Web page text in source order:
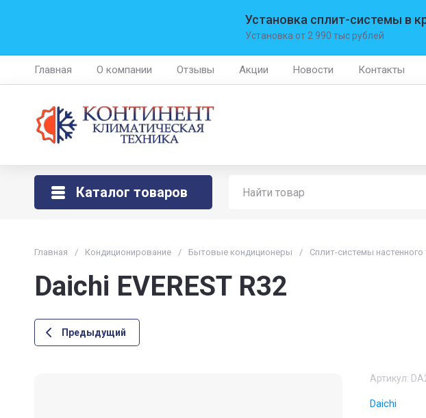
Установка сплит-системы в
Установка от 2 990 тыс рублей
Главная О компании Отзывы Акции Новости Контакты
Каталог товаров
Главная / Кондиционирование / Бытовые кондиционеры / Сплит-системы настенного
Daichi EVEREST R32
Предыдущий
Артикул:
Daichi